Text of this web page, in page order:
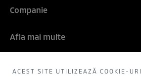
Retea dealeri
Conditii de garantie
Inovatie
Electric
Concept cars
Companie
Afla mai multe
Solicita un TEST DRIVE
Retea dealeri
ACEST SITE UTILIZEAZĂ COOKIE-URI